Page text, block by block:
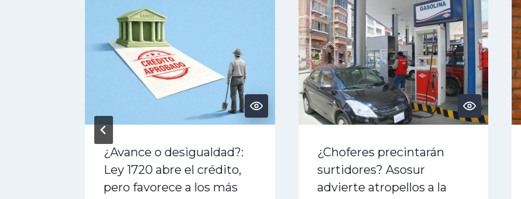
¿Avance o desigualdad?:
Ley 1720 abre el crédito,
pero favorece a los más
¿Choferes precintarán
surtidores? Asosur
advierte atropellos a la